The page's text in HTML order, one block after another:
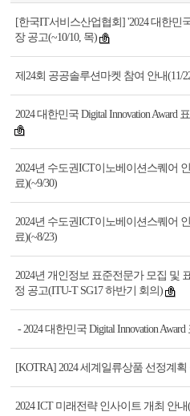
[한국IT서비스산업협회] '2024 대한민
장 공고(~10/10, 목)
제24회 공공솔루션마켓 참여 안내(11/
2024 대한민국 Digital Innovation Award
2024년 수도권ICT이노베이션스퀘어
료)(~9/30)
2024년 수도권ICT이노베이션스퀘어
료)(~8/23)
2024년 개인정보 표준전문가 모집 및
정 공고(ITU-T SG17 하반기 회의)
- 2024 대한민국 Digital Innovation
[KOTRA] 2024 세계일류상품 선정계획
2024 ICT 미래전략 인사이트 개최 안내